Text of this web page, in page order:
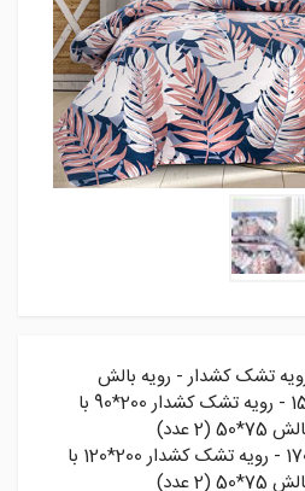
تشک کشدار - رویه بالش
سايز 90: کاور لحاف 220*150 - رويه تشک کشدار 200*90 با
سايز 120: کاور لحاف 220*170 - رويه تشک کشدار 200*120 با